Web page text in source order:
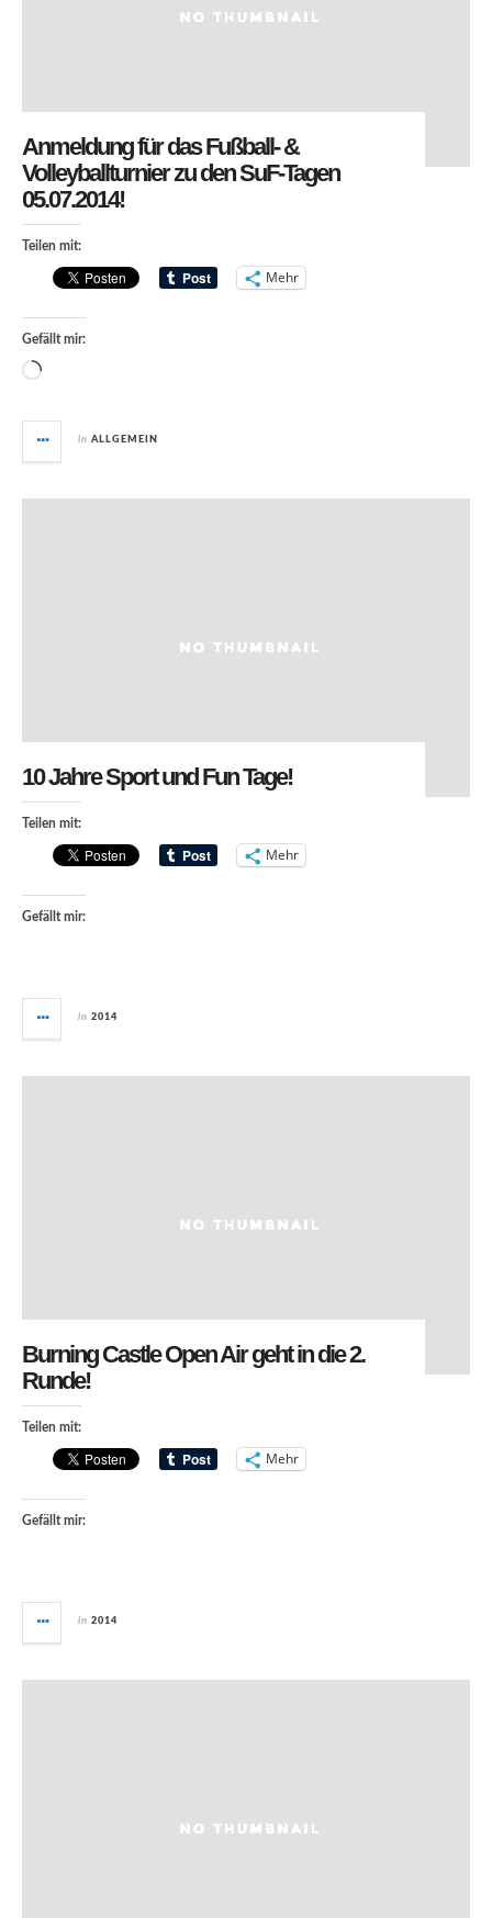
Anmeldung für das Fußball- &
Volleyballturnier zu den SuF-Tagen
05.07.2014!
Teilen mit:
Mehr
Gefällt mir:
in ALLGEMEIN
10 Jahre Sport und Fun Tage!
Teilen mit:
Mehr
Gefällt mir:
in 2014
Burning Castle Open Air geht in die 2.
Runde!
Teilen mit:
Mehr
Gefällt mir:
in 2014